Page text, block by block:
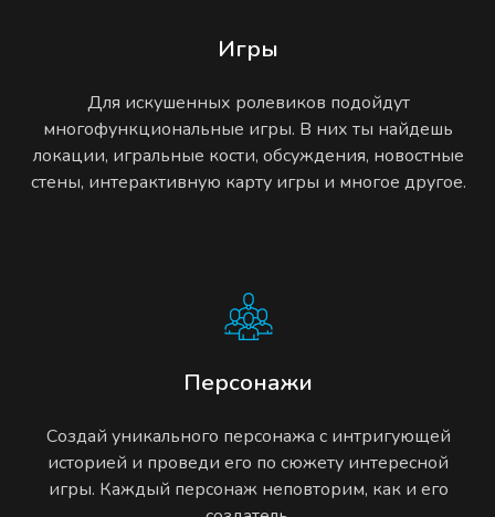
Игры
Для искушенных ролевиков подойдут
многофункциональные игры. В них ты найдешь
локации, игральные кости, обсуждения, новостные
стены, интерактивную карту игры и многое другое.
Персонажи
Создай уникального персонажа с интригующей
историей и проведи его по сюжету интересной
игры. Каждый персонаж неповторим, как и его